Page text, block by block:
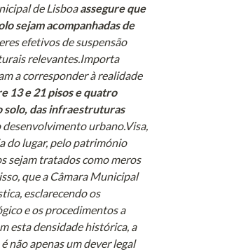
de Lisboa assegure que
sejam acompanhadas de
efetivos de suspensão
relevantes.Importa
a corresponder à realidade
13 e 21 pisos e quatro
solo, das infraestruturas
urbano.Visa,
do lugar, pelo património
sejam tratados como meros
que a Câmara Municipal
esclarecendo os
e os procedimentos a
esta densidade histórica, a
não apenas um dever legal